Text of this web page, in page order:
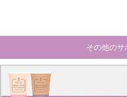
その他のサ